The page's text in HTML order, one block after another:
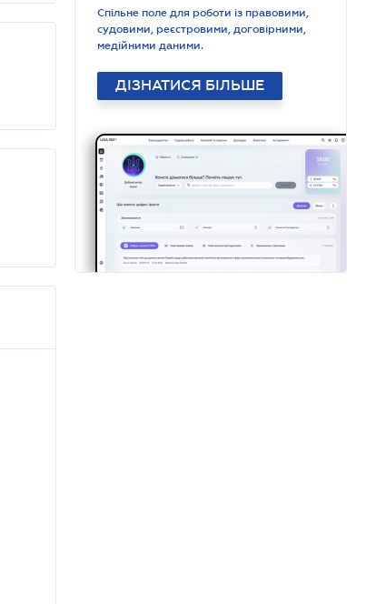
Спільне поле для роботи із правовими,
судовими, реєстровими, договірними,
медійними даними.
ДІЗНАТИСЯ БІЛЬШЕ